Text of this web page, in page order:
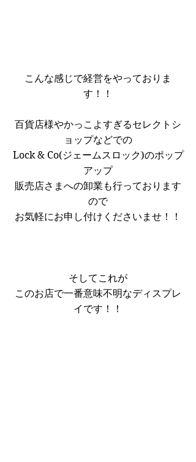
こんな感じで経営をやっておりま
す！！
百貨店様やかっこよすぎるセレクトシ
ョップなどでの
Lock & Co(ジェームスロック)のポップ
アップ
販売店さまへの卸業も行っております
ので
お気軽にお申し付けくださいませ！！
そしてこれが
このお店で一番意味不明なディスプレ
イです！！